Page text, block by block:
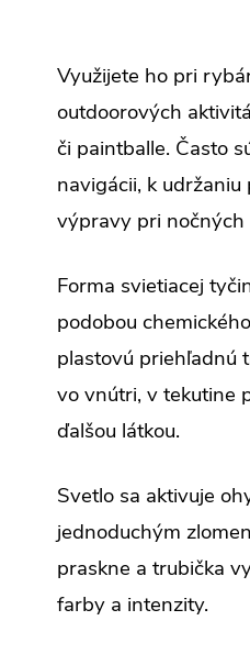
Využijete ho pri
outdoorových
či paintballe. Často
navigácii, k
výpravy pri nočných
Forma svietiacej
podobou
plastovú priehľadnú
vo vnútri, v tekutine
ďalšou látkou.
Svetlo sa aktivuje
jednoduchým
praskne a trubička
farby a intenzity.